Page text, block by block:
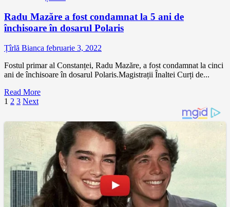
Radu Mazăre a fost condamnat la 5 ani de
închisoare în dosarul Polaris
Țîrlă Bianca februarie 3, 2022
Fostul primar al Constanței, Radu Mazăre, a fost condamnat la cinci
ani de închisoare în dosarul Polaris.Magistrații Înaltei Curți de...
Read More
Paginație
1 2 3 Next